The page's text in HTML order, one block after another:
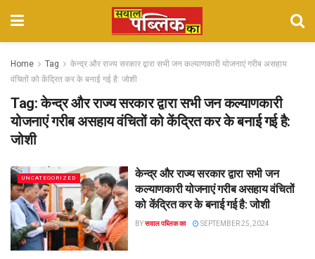
Home Tag
केन्द्र और राज्य सरकार द्वारा सभी जन कल्याणकारी योजनाएं गरीब असहाय
वंचितों को केंद्रित कर के बनाई गई है: जोशी
Tag:केन्द्र और राज्य सरकार द्वारा सभी जन कल्याणकारी
योजनाएं गरीब असहाय वंचितों को केंद्रित कर के बनाई गई है:
जोशी
UNCATEGORIZED
केन्द्र और राज्य सरकार द्वारा सभी जन
कल्याणकारी योजनाएं गरीब असहाय वंचितों
को केंद्रित कर के बनाई गई है: जोशी
BYसवाल पब्लिक का SEPTEMBER 25, 2024